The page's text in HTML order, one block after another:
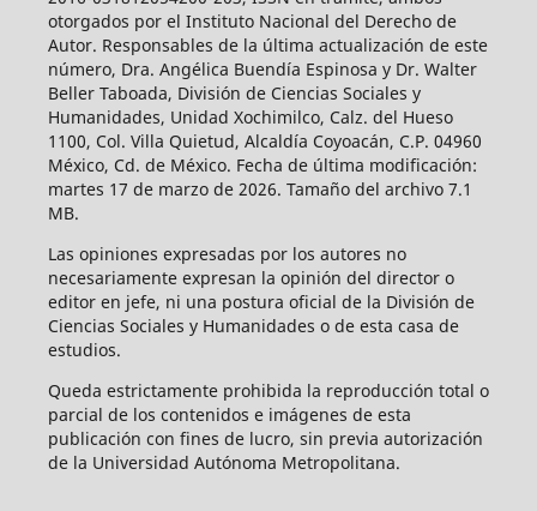
otorgados por el Instituto Nacional del Derecho de
Autor. Responsables de la última actualización de este
número, Dra. Angélica Buendía Espinosa y Dr. Walter
Beller Taboada, División de Ciencias Sociales y
Humanidades, Unidad Xochimilco, Calz. del Hueso
1100, Col. Villa Quietud, Alcaldía Coyoacán, C.P. 04960
México, Cd. de México. Fecha de última modificación:
martes 17 de marzo de 2026. Tamaño del archivo 7.1
MB.
Las opiniones expresadas por los autores no
necesariamente expresan la opinión del director o
editor en jefe, ni una postura oficial de la División de
Ciencias Sociales y Humanidades o de esta casa de
estudios.
Queda estrictamente prohibida la reproducción total o
parcial de los contenidos e imágenes de esta
publicación con fines de lucro, sin previa autorización
de la Universidad Autónoma Metropolitana.